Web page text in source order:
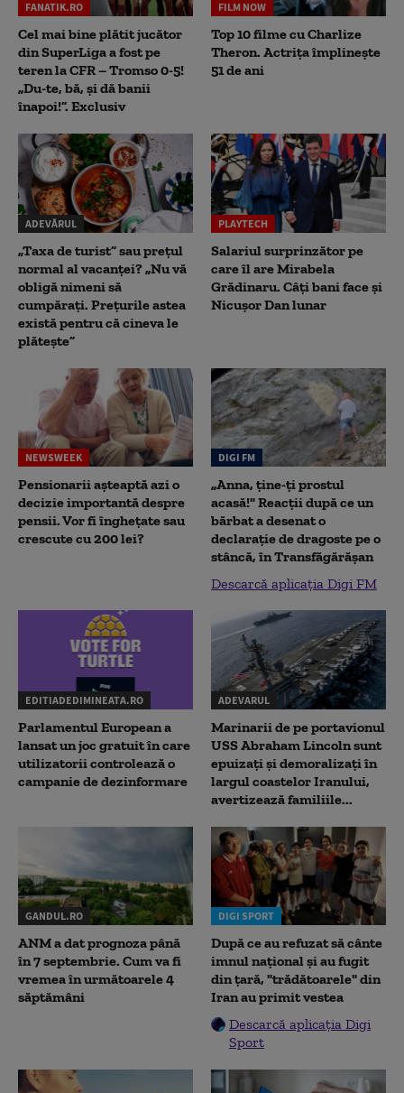
FANATIK.RO
Cel mai bine plătit jucător
din SuperLiga a fost pe
teren la CFR – Tromso 0-5!
„Du-te, bă, și dă banii
înapoi!”. Exclusiv
FILM NOW
Top 10 filme cu Charlize
Theron. Actrița împlinește
51 de ani
ADEVĂRUL
„Taxa de turist” sau prețul
normal al vacanței? „Nu vă
obligă nimeni să
cumpărați. Prețurile astea
există pentru că cineva le
plătește”
PLAYTECH
Salariul surprinzător pe
care îl are Mirabela
Grădinaru. Câţi bani face şi
Nicuşor Dan lunar
NEWSWEEK
Pensionarii așteaptă azi o
decizie importantă despre
pensii. Vor fi înghețate sau
crescute cu 200 lei?
DIGI FM
„Anna, ţine-ţi prostul
acasă!" Reacţii după ce un
bărbat a desenat o
declaraţie de dragoste pe o
stâncă, în Transfăgărăşan
Descarcă aplicația Digi FM
EDITIADEDIMINEATA.RO
Parlamentul European a
lansat un joc gratuit în care
utilizatorii controlează o
campanie de dezinformare
ADEVARUL
Marinarii de pe portavionul
USS Abraham Lincoln sunt
epuizați și demoralizați în
largul coastelor Iranului,
avertizează familiile...
GANDUL.RO
ANM a dat prognoza până
în 7 septembrie. Cum va fi
vremea în următoarele 4
săptămâni
DIGI SPORT
După ce au refuzat să cânte
imnul naţional şi au fugit
din ţară, "trădătoarele" din
Iran au primit vestea
Descarcă aplicația Digi
Sport